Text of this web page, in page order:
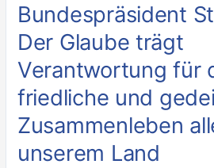
Bundespräsident
Der Glaube trägt
Verantwortung für
friedliche und
Zusammenleben
unserem Land
friedliche
und
Zusammenleben
aller
unserem
Land